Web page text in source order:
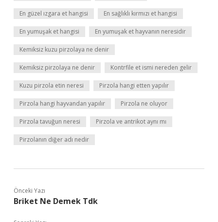
En güzel ızgara et hangisi En sağlıklı kırmızı et hangisi
En yumuşak et hangisi En yumuşak et hayvanın neresidir
Kemiksiz kuzu pirzolaya ne denir
Kemiksiz pirzolaya ne denir Kontrfile et ismi nereden gelir
Kuzu pirzola etin neresi Pirzola hangi etten yapılır
Pirzola hangi hayvandan yapılır Pirzola ne oluyor
Pirzola tavuğun neresi Pirzola ve antrikot aynı mı
Pirzolanın diğer adı nedir
Önceki Yazı
Briket Ne Demek Tdk